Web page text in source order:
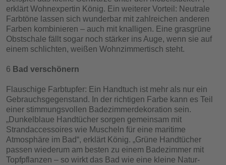
erklärt Wohnexpertin König. Ein weiterer Vorteil: Neutrale
Farbtöne lassen sich wunderbar mit zahlreichen anderen
Farben kombinieren – auch mit knalligen. Eine grasgrüne
Obstschale fällt sogar noch stärker ins Auge, wenn sie auf
einem schlichten, weißen Wohnzimmertisch steht.
Bad verschönern
Flauschige Farbtupfer: Ein Handtuch ist mehr als nur ein
Gebrauchsgegenstand. In der richtigen Farbe kann es Teil
einer stimmungsvollen Badezimmerdekoration sein.
„Dunkelblaue Handtücher sorgen gemeinsam mit
Strandaccessoires wie Muscheln für eine maritime
Atmosphäre im Bad“, erklärt König. „Grüne Handtücher
passen wiederum am besten zu einem Badezimmer mit
Topfpflanzen – so wirkt das Bad wie eine kleine Natur-